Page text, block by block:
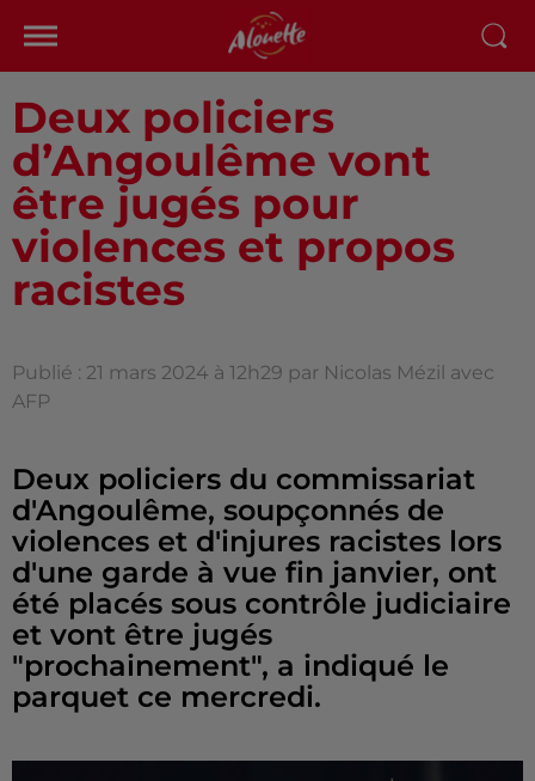
Deux policiers
d’Angoulême vont
être jugés pour
violences et propos
racistes
Publié : 21 mars 2024 à 12h29 par Nicolas Mézil avec
AFP
Deux policiers du commissariat
d'Angoulême, soupçonnés de
violences et d'injures racistes lors
d'une garde à vue fin janvier, ont
été placés sous contrôle judiciaire
et vont être jugés
"prochainement", a indiqué le
parquet ce mercredi.